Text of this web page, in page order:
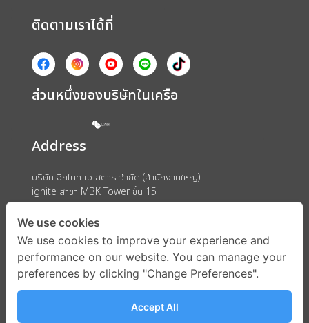
ติดตามเราได้ที่
ส่วนหนึ่งของบริษัทในเครือ
Address
บริษัท อิกไนท์ เอ สตาร์ จำกัด (สำนักงานใหญ่)
ignite สาขา MBK Tower ชั้น 15
ถนนพญาไท แขวงวังใหม่ เขตปทุมวัน กรุงเทพมหานคร 10330
We use cookies
We use cookies to improve your experience and
performance on our website. You can manage your
preferences by clicking "Change Preferences".
Accept All